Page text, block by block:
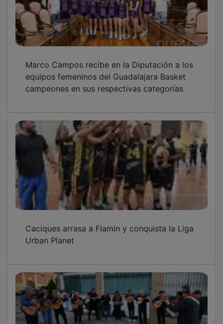
Caciques arrasa a Flamin y conquista la Liga
Urban Planet
Lleno en la Casa de la Cultura para disfrutar
de la Muestra de Rondas Tradicionales
Sigüenza reconoce la trayectoria humanista